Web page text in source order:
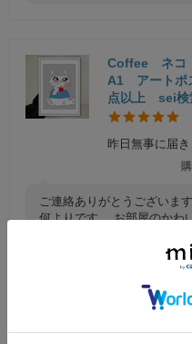
Coffee ネコ
A1 アートポ
点以上 sei
昨日無事に届
ご連絡ありがとうございま
何よりです。 お部屋のかわ
1 アートポ